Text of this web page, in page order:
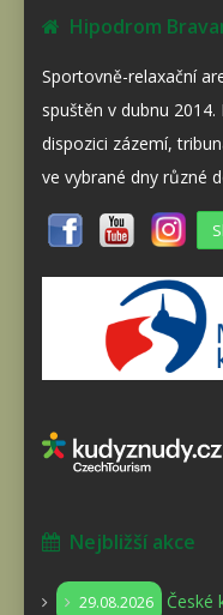
Hipodrom
Sportovně-relaxační
spuštěn v dubnu
dispozici zázemí,
ve vybrané dny různé
Nejbližší akce
29.08.2026
České